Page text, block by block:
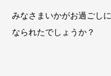
みなさまいかがお過ごしに
なられたでしょうか？